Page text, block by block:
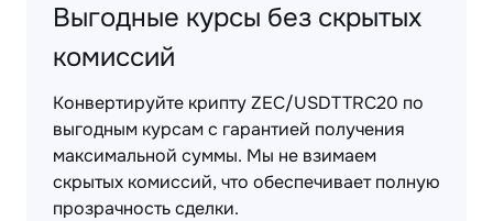
Выгодные курсы без скрытых
комиссий
Конвертируйте крипту ZEC/USDTTRC20 по
выгодным курсам с гарантией получения
максимальной суммы. Мы не взимаем
скрытых комиссий, что обеспечивает полную
прозрачность сделки.